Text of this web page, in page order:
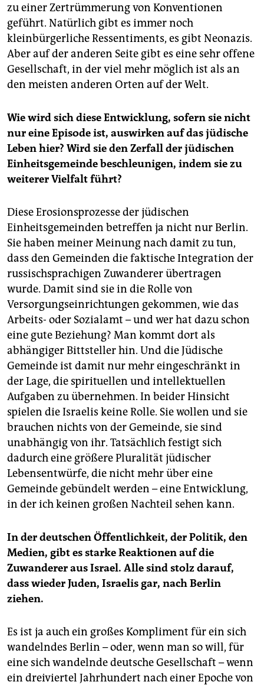
zu einer Zertrümmerung von Konventionen
geführt. Natürlich gibt es immer noch
kleinbürgerliche Ressentiments, es gibt Neonazis.
Aber auf der anderen Seite gibt es eine sehr offene
Gesellschaft, in der viel mehr möglich ist als an
den meisten anderen Orten auf der Welt.
Wie wird sich diese Entwicklung, sofern sie nicht
nur eine Episode ist, auswirken auf das jüdische
Leben hier? Wird sie den Zerfall der jüdischen
Einheitsgemeinde beschleunigen, indem sie zu
weiterer Vielfalt führt?
Diese Erosionsprozesse der jüdischen
Einheitsgemeinden betreffen ja nicht nur Berlin.
Sie haben meiner Meinung nach damit zu tun,
dass den Gemeinden die faktische Integration der
russischsprachigen Zuwanderer übertragen
wurde. Damit sind sie in die Rolle von
Versorgungseinrichtungen gekommen, wie das
Arbeits- oder Sozialamt – und wer hat dazu schon
eine gute Beziehung? Man kommt dort als
abhängiger Bittsteller hin. Und die Jüdische
Gemeinde ist damit nur mehr eingeschränkt in
der Lage, die spirituellen und intellektuellen
Aufgaben zu übernehmen. In beider Hinsicht
spielen die Israelis keine Rolle. Sie wollen und sie
brauchen nichts von der Gemeinde, sie sind
unabhängig von ihr. Tatsächlich festigt sich
dadurch eine größere Pluralität jüdischer
Lebensentwürfe, die nicht mehr über eine
Gemeinde gebündelt werden – eine Entwicklung,
in der ich keinen großen Nachteil sehen kann.
In der deutschen Öffentlichkeit, der Politik, den
Medien, gibt es starke Reaktionen auf die
Zuwanderer aus Israel. Alle sind stolz darauf,
dass wieder Juden, Israelis gar, nach Berlin
ziehen.
Es ist ja auch ein großes Kompliment für ein sich
wandelndes Berlin – oder, wenn man so will, für
eine sich wandelnde deutsche Gesellschaft – wenn
ein dreiviertel Jahrhundert nach einer Epoche von